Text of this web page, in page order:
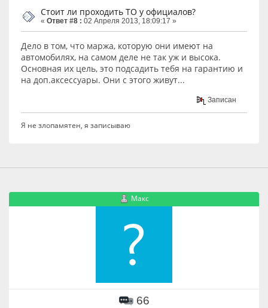
Стоит ли проходить ТО у официалов?
« Ответ #8 : 02 Апреля 2013, 18:09:17 »
Дело в том, что маржа, которую они имеют на
автомобилях, на самом деле не так уж и высока.
Основная их цель, это подсадить тебя на гарантию и
на доп.аксессуары. Они с этого живут...
Записан
Я не злопамятен, я записываю
Макс
66